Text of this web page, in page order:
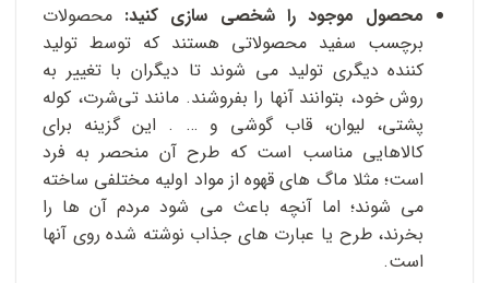
محصول موجود را شخصی سازی کنید: محصولات
برچسب سفید محصولاتی هستند که توسط تولید
کننده دیگری تولید می شوند تا دیگران با تغییر به
روش خود، بتوانند آنها را بفروشند. مانند تی‌شرت، کوله
پشتی، لیوان، قاب گوشی و … . این گزینه برای
کالاهایی مناسب است که طرح آن منحصر به فرد
است؛ مثلا ماگ های قهوه از مواد اولیه مختلفی ساخته
می شوند؛ اما آنچه باعث می شود مردم آن ها را
بخرند، طرح یا عبارت های جذاب نوشته شده روی آنها
است.